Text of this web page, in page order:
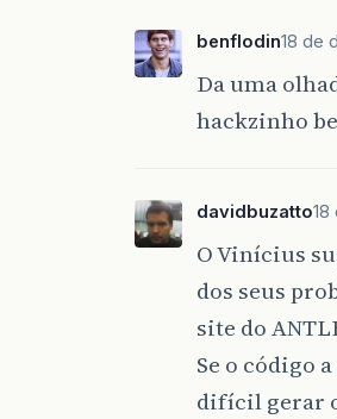
benflodin18 de
Da uma
hackzinho
davidbuzatto18
O Vinícius
dos seus
site do
Se o código
difícil gerar